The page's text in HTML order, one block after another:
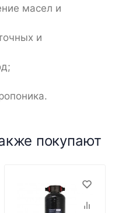
масел и
и
покупают